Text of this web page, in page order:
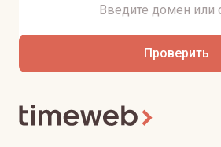
Проверить